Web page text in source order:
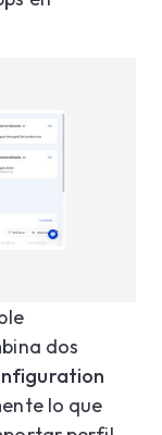
dos
lo que